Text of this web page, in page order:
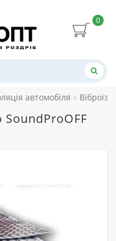
0
автомобіля
SoundProOFF